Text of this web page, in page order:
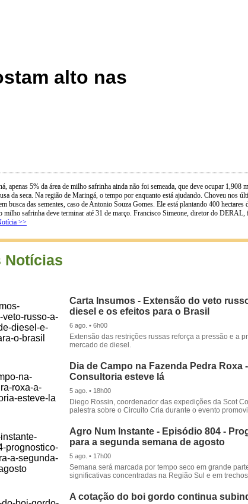
alto nas
5% da área de milho safrinha ainda não foi semeada, que deve ocupar
da seca. Na região de Maringá, o tempo por enquanto está ajudando. Choveu nos
das sementes, caso de Antonio Souza Gomes. Ele está plantando 400
safrinha deve terminar até 31 de março. Francisco Simeone, diretor do DERAL,
>>
Notícias
Carta Insumos - Extensão do veto
diesel e os efeitos para o Brasil
6 ago. • 6h00
Extensão das restrições russas reforça a pressão e a
mercado de diesel.
Dia de Campo na Fazenda Pedra Roxa
Consultoria esteve lá
5 ago. • 18h00
Diego Rossin, coordenador das expedições da Scot
palestra sobre o Circuito Cria durante o evento
Agro Num Instante - Episódio 804 -
para a segunda semana de agosto
5 ago. • 17h00
Semana será marcada por tempo seco em grande
significativas concentradas na Região Sul e em
A cotação do boi gordo continua